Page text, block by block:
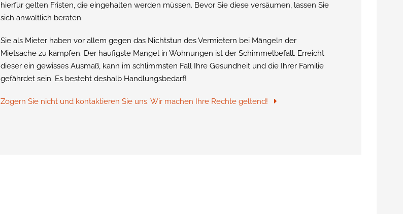
hierfür gelten Fristen, die eingehalten werden müssen. Bevor Sie diese versäumen, lassen Sie
sich anwaltlich beraten.
Sie als Mieter haben vor allem gegen das Nichtstun des Vermietern bei Mängeln der
Mietsache zu kämpfen. Der häufigste Mangel in Wohnungen ist der Schimmelbefall. Erreicht
dieser ein gewisses Ausmaß, kann im schlimmsten Fall Ihre Gesundheit und die Ihrer Familie
gefährdet sein. Es besteht deshalb Handlungsbedarf!
Zögern Sie nicht und kontaktieren Sie uns. Wir machen Ihre Rechte geltend!